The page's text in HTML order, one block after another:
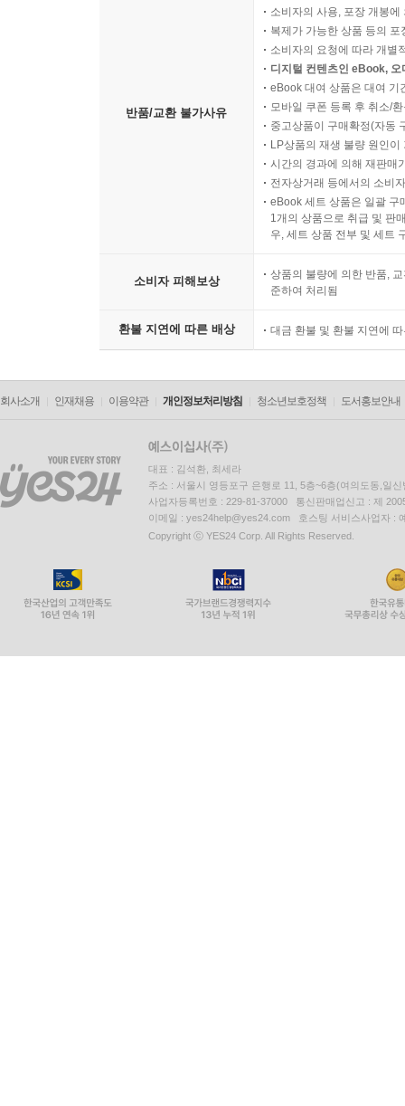
반품/교환 불가사유
소비자의 사용, 포장 개봉
복제가 가능한 상품 등의
소비자의 요청에 따라 개별
디지털 컨텐츠인 eBook,
eBook 대여 상품은 대여 기
모바일 쿠폰 등록 후 취소/
중고상품이 구매확정(자동
LP상품의 재생 불량 원인
시간의 경과에 의해 재판매
전자상거래 등에서의 소비
eBook 세트 상품은 일괄 구
1개의 상품으로 취급 및 판
우, 세트 상품 전부 및 세트
소비자 피해보상
상품의 불량에 의한 반품,
준하여 처리됨
환불 지연에 따른 배상 대금 환불 및 환불 지연에
회사소개 인재채용 이용약관 개인정보처리방침 청소년보호정책 도서홍보안내
대표 : 김석환, 최세라
주소 : 서울시 영등포구 은행로 11, 5층~6층(여의도동,일신
사업자등록번호 : 229-81-37000 통신판매업신고 : 제
이메일 : yes24help@yes24.com 호스팅 서비스사업자 :
Copyright ⓒ YES24 Corp. All Rights Reserved.